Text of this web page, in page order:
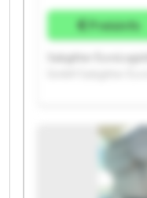
Preisinfo
Salzgitter
EuroLogistik GmbH
GmbH Salzgitter
EuroLogistik
Salzgitter
GmbH Salzgitter
EuroLogistik GmbH